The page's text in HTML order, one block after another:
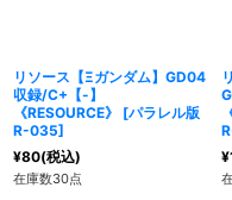
リソース【Ξガンダム】GD04
収録/C+【-】
《RESOURCE》
[パラレル版
R-035]
¥80(税込)
在庫数30点
¥